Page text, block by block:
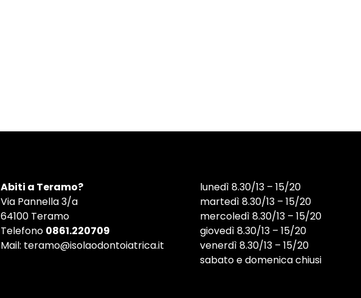
Abiti a Teramo?
Via Pannella 3/a
64100 Teramo
Telefono 0861.220709
Mail: teramo@isolaodontoiatrica.it
lunedì 8.30/13 – 15/20
martedì 8.30/13 – 15/20
mercoledì 8.30/13 – 15/20
giovedì 8.30/13 – 15/20
venerdì 8.30/13 – 15/20
sabato e domenica chiusi